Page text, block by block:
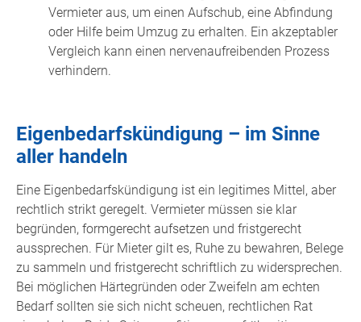
Vermieter aus, um einen Aufschub, eine Abfindung
oder Hilfe beim Umzug zu erhalten. Ein akzeptabler
Vergleich kann einen nervenaufreibenden Prozess
verhindern.
Eigenbedarfskündigung – im Sinne
aller handeln
Eine Eigenbedarfskündigung ist ein legitimes Mittel, aber
rechtlich strikt geregelt. Vermieter müssen sie klar
begründen, formgerecht aufsetzen und fristgerecht
aussprechen. Für Mieter gilt es, Ruhe zu bewahren, Belege
zu sammeln und fristgerecht schriftlich zu widersprechen.
Bei möglichen Härtegründen oder Zweifeln am echten
Bedarf sollten sie sich nicht scheuen, rechtlichen Rat